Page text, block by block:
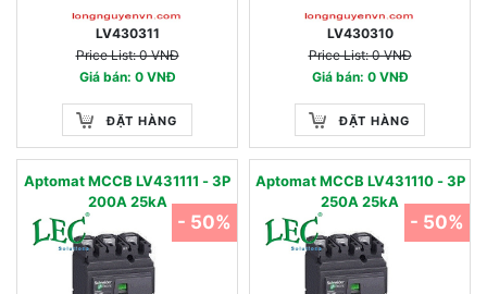
LV430311
Price List: 0 VNĐ
Giá bán: 0 VNĐ
ĐẶT HÀNG
LV430310
Price List: 0 VNĐ
Giá bán: 0 VNĐ
ĐẶT HÀNG
Aptomat MCCB LV431111 - 3P
200A 25kA
- 50%
Aptomat MCCB LV431110 - 3P
250A 25kA
- 50%